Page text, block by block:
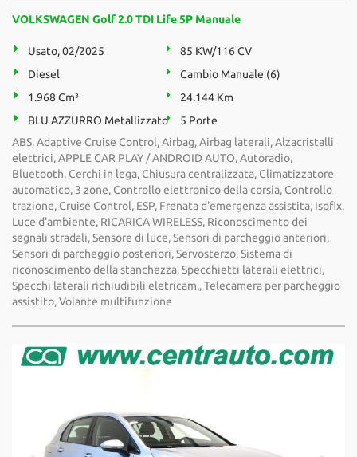
VOLKSWAGEN Golf 2.0 TDI Life 5P Manuale
Usato, 02/2025
85 KW/116 CV
Diesel
Cambio Manuale (6)
1.968 Cm³
24.144 Km
BLU AZZURRO Metallizzato
5 Porte
ABS, Adaptive Cruise Control, Airbag, Airbag laterali, Alzacristalli
elettrici, APPLE CAR PLAY / ANDROID AUTO, Autoradio,
Bluetooth, Cerchi in lega, Chiusura centralizzata, Climatizzatore
automatico, 3 zone, Controllo elettronico della corsia, Controllo
trazione, Cruise Control, ESP, Frenata d'emergenza assistita, Isofix,
Luce d'ambiente, RICARICA WIRELESS, Riconoscimento dei
segnali stradali, Sensore di luce, Sensori di parcheggio anteriori,
Sensori di parcheggio posteriori, Servosterzo, Sistema di
riconoscimento della stanchezza, Specchietti laterali elettrici,
Specchi laterali richiudibili eletricam., Telecamera per parcheggio
assistito, Volante multifunzione